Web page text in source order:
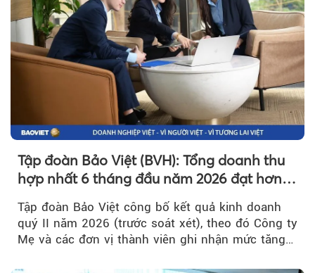
Tập đoàn Bảo Việt (BVH): Tổng doanh thu
hợp nhất 6 tháng đầu năm 2026 đạt hơn
32.000 tỷ đồng, tăng trưởng 9,2%
Tập đoàn Bảo Việt công bố kết quả kinh doanh
quý II năm 2026 (trước soát xét), theo đó Công ty
Mẹ và các đơn vị thành viên ghi nhận mức tăng